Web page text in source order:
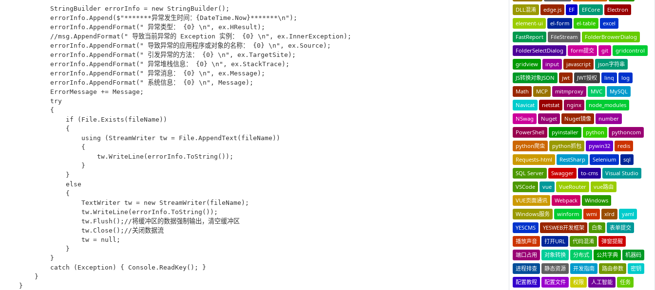
            StringBuilder errorInfo = new StringBuilder();
            errorInfo.Append($"*******异常发生时间：{DateTime.Now}*******\n");
            errorInfo.AppendFormat(" 异常类型： {0} \n", ex.HResult);
            //msg.AppendFormat(" 导致当前异常的 Exception 实例： {0} \n", ex.InnerException);
            errorInfo.AppendFormat(" 导致异常的应用程序或对象的名称： {0} \n", ex.Source);
            errorInfo.AppendFormat(" 引发异常的方法： {0} \n", ex.TargetSite);
            errorInfo.AppendFormat(" 异常堆栈信息： {0} \n", ex.StackTrace);
            errorInfo.AppendFormat(" 异常消息： {0} \n", ex.Message);
            errorInfo.AppendFormat(" 系统信息： {0} \n", Message);
            ErrorMessage += Message;
            try
            {
                if (File.Exists(fileName))
                {
                    using (StreamWriter tw = File.AppendText(fileName))
                    {
                        tw.WriteLine(errorInfo.ToString());
                    }
                }
                else
                {
                    TextWriter tw = new StreamWriter(fileName);
                    tw.WriteLine(errorInfo.ToString());
                    tw.Flush();//将缓冲区的数据强制输出，清空缓冲区
                    tw.Close();//关闭数据流
                    tw = null;
                }
            }
            catch (Exception) { Console.ReadKey(); }
        }
    }
DLL混淆
edge.js EF EFCore
Electron
element-ui
el-form el-table
excel
FastReport
FileStream
FolderBrowerDialog
FolderSelectDialog
form提交 git
gridcontrol
gridview
input javascript
json字符串
JS转换对象JSON
jwt JWT授权 linq
log
Math
MCP mitmproxy MVC
MySQL
Navicat
netstat nginx
node_modules
NSwag
Nuget Nuget镜像
number
PowerShell
pyinstaller python
pythoncom
python爬虫
python抓包 pywin32
redis
Requests-html
RestSharp Selenium
sql
SQL Server
Swagger to-cms
Visual Studio
VSCode
vue VueRouter
vue路由
VUE页面通讯
Webpack
Windows
Windows服务
winform wmi xlrd
yaml
YESCMS
YESWEB开发框架 白象
表单提交
播放声音
打开URL 代码混淆
弹窗提醒
端口占用
对象转换 分布式 公共字典
机器码
进程排查
静态资源 开发指南 路由参数
密钥
配置教程
配置文件 权限 人工智能
任务